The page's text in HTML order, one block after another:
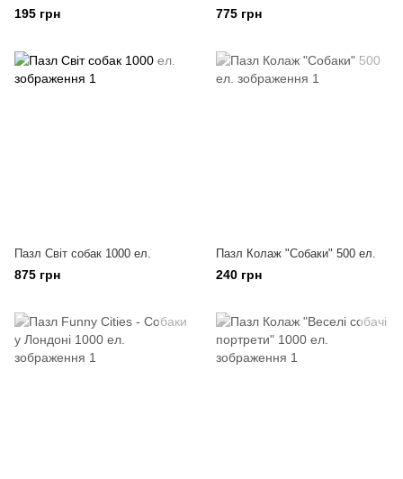
195 грн 775 грн
Пазл Світ собак 1000 ел.
875 грн
Пазл Колаж "Собаки" 500 ел.
240 грн